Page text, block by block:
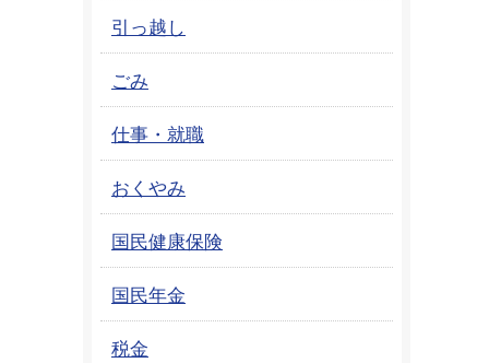
引っ越し
ごみ
仕事・就職
おくやみ
国民健康保険
国民年金
税金